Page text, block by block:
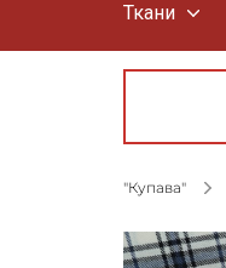
Ткани
"Купава"